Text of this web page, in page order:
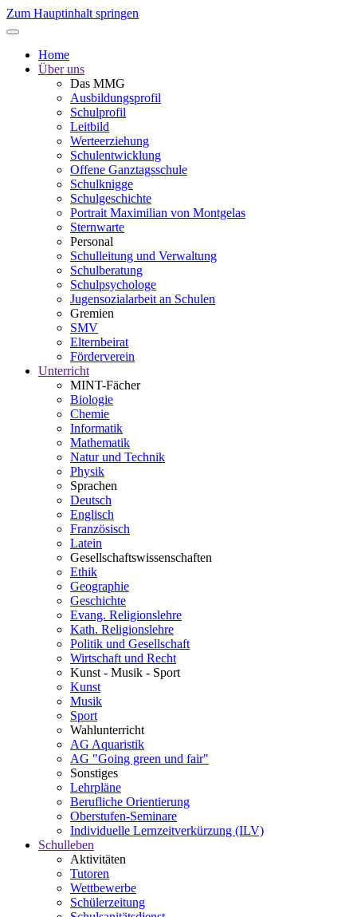
Zum Hauptinhalt springen
Home
Über uns
Das MMG
Ausbildungsprofil
Schulprofil
Leitbild
Werteerziehung
Schulentwicklung
Offene Ganztagsschule
Schulknigge
Schulgeschichte
Portrait Maximilian von Montgelas
Sternwarte
Personal
Schulleitung und Verwaltung
Schulberatung
Schulpsychologe
Jugensozialarbeit an Schulen
Gremien
SMV
Elternbeirat
Förderverein
Unterricht
MINT-Fächer
Biologie
Chemie
Informatik
Mathematik
Natur und Technik
Physik
Sprachen
Deutsch
Englisch
Französisch
Latein
Gesellschaftswissenschaften
Ethik
Geographie
Geschichte
Evang. Religionslehre
Kath. Religionslehre
Politik und Gesellschaft
Wirtschaft und Recht
Kunst - Musik - Sport
Kunst
Musik
Sport
Wahlunterricht
AG Aquaristik
AG "Going green und fair"
Sonstiges
Lehrpläne
Berufliche Orientierung
Oberstufen-Seminare
Individuelle Lernzeitverkürzung (ILV)
Schulleben
Aktivitäten
Tutoren
Wettbewerbe
Schülerzeitung